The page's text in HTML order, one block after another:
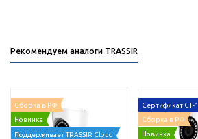
Рекомендуем аналоги TRASSIR
Сборка в РФ
Новинка
Поддерживает TRASSIR Cloud
Сертификат СТ-1
Сборка в РФ
Новинка